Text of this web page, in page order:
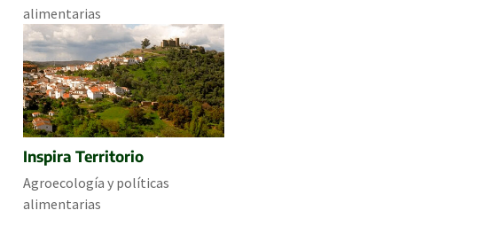
alimentarias
Inspira Territorio
Agroecología y políticas
alimentarias